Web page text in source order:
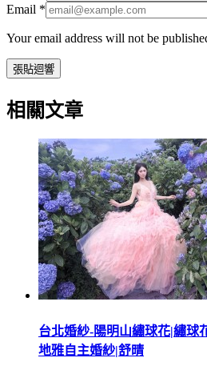
Email *
Your email address will not be
相關文章
台北婚紗-陽明山繡球花|繡球
地雅自主婚紗|舒晴